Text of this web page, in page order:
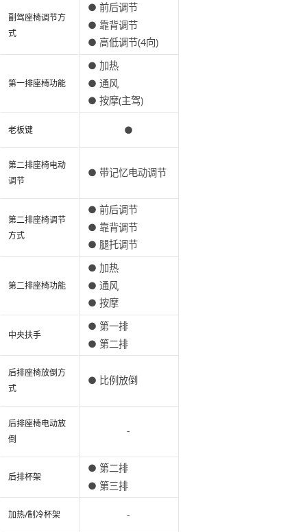
副驾座椅调节方
式
第一排座椅功能
老板键
第二排座椅电动
调节
第二排座椅调节
方式
第二排座椅功能
中央扶手
后排座椅放倒方
式
后排座椅电动放
倒
后排杯架
加热/制冷杯架
● 前后调节
● 靠背调节
● 高低调节(4向)
● 加热
● 通风
● 按摩(主驾)
●
● 带记忆电动调节
● 前后调节
● 靠背调节
● 腿托调节
● 加热
● 通风
● 按摩
● 第一排
● 第二排
● 比例放倒
-
● 第二排
● 第三排
-